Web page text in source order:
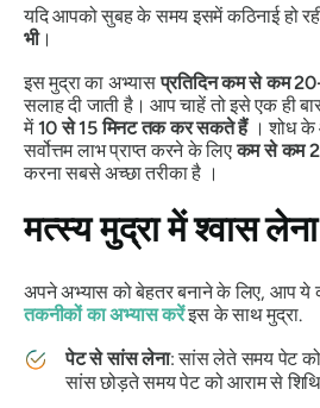
यदि आपको सुबह के समय इसमें कठिनाई हो
भी।
इस मुद्रा का अभ्यासप्रतिदिन कम से कम
सलाह दी जाती है। आप चाहें तो इसे एक ही
में10 से 15 मिनट तक कर सकते हैं। शोध के
सर्वोत्तम लाभ प्राप्त करने के लिएकम से कम
करना सबसे अच्छा तरीका है ।
मत्स्य मुद्रामें श्वास लेना
अपने अभ्यास को बेहतर बनाने के लिए, आप
तकनीकों का अभ्यास करेंइस के साथमुद्रा.
पेट से सांस लेना: सांस लेते समय पेट
सांस छोड़ते समय पेट को आराम से